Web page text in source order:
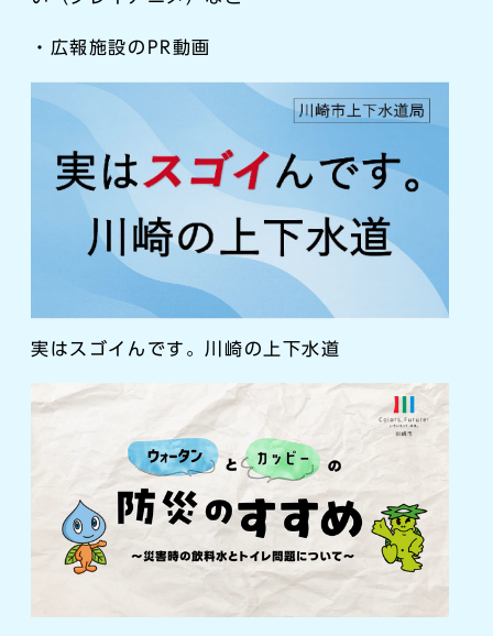
・広報施設のPR動画
実はスゴイんです。川崎の上下水道